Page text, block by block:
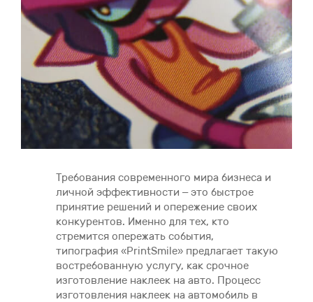
Требования современного мира бизнеса и
личной эффективности – это быстрое
принятие решений и опережение своих
конкурентов. Именно для тех, кто
стремится опережать события,
типография «PrintSmile» предлагает такую
востребованную услугу, как срочное
изготовление наклеек на авто. Процесс
изготовления наклеек на автомобиль в